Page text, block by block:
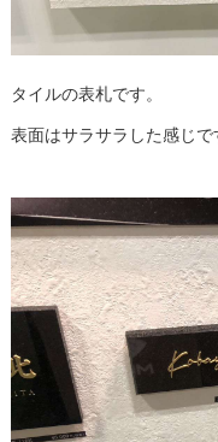
タイルの表札です。
表面はサラサラした感じで